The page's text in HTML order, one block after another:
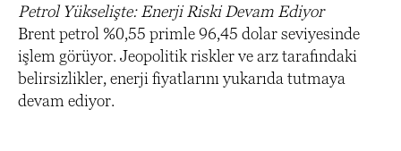
Petrol Yükselişte: Enerji Riski Devam Ediyor
Brent petrol %0,55 primle 96,45 dolar seviyesinde
işlem görüyor. Jeopolitik riskler ve arz tarafındaki
belirsizlikler, enerji fiyatlarını yukarıda tutmaya
devam ediyor.